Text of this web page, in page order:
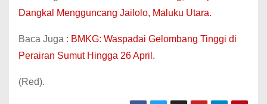
Dangkal Mengguncang Jailolo, Maluku Utara.
Baca Juga : BMKG: Waspadai Gelombang Tinggi di
Perairan Sumut Hingga 26 April.
(Red).